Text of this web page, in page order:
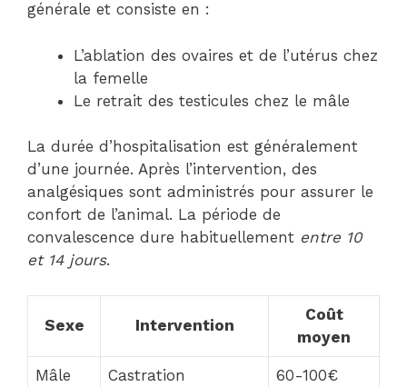
générale et consiste en :
L’ablation des ovaires et de l’utérus chez
la femelle
Le retrait des testicules chez le mâle
La durée d’hospitalisation est généralement
d’une journée. Après l’intervention, des
analgésiques sont administrés pour assurer le
confort de l’animal. La période de
convalescence dure habituellement entre 10
et 14 jours.
Sexe Intervention
Coût
moyen
Mâle Castration 60-100€